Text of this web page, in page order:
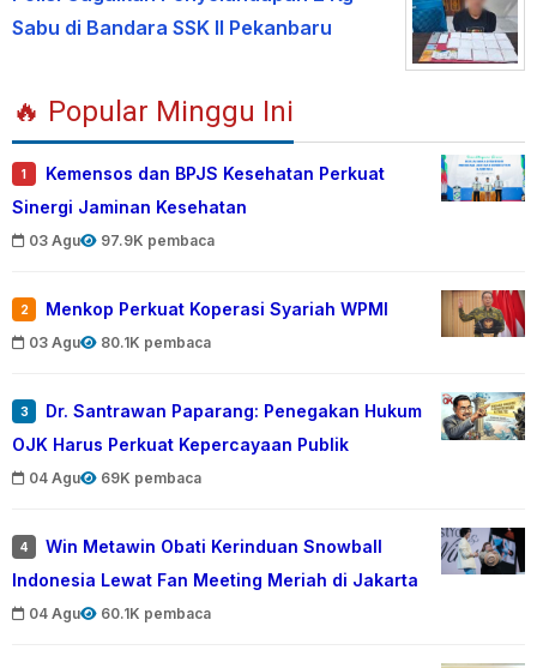
Sabu di Bandara SSK II Pekanbaru
🔥 Popular Minggu Ini
1
Kemensos dan BPJS Kesehatan Perkuat
Sinergi Jaminan Kesehatan
03 Agu 97.9K pembaca
2 Menkop Perkuat Koperasi Syariah WPMI
03 Agu 80.1K pembaca
3
Dr. Santrawan Paparang: Penegakan Hukum
OJK Harus Perkuat Kepercayaan Publik
04 Agu 69K pembaca
4
Win Metawin Obati Kerinduan Snowball
Indonesia Lewat Fan Meeting Meriah di Jakarta
04 Agu 60.1K pembaca